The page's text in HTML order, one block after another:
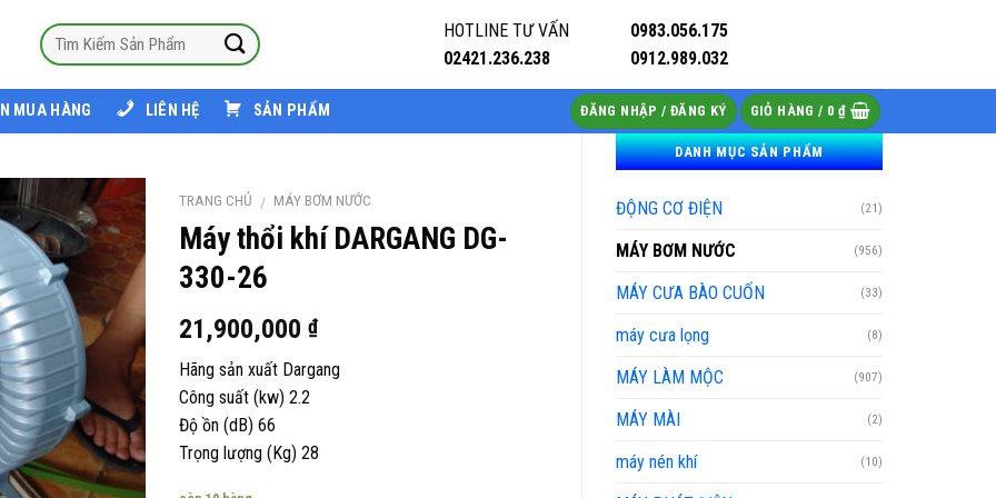
HOTLINE TƯ VẤN
02421.236.238
0983.056.175
0912.989.032
MUA HÀNG LIÊN HỆ SẢN PHẨM ĐĂNG NHẬP / ĐĂNG KÝ GIỎ HÀNG / 0 ₫
DANH MỤC SẢN PHẨM
ĐỘNG CƠ ĐIỆN (21)
MÁY BƠM NƯỚC (956)
MÁY CƯA BÀO CUỐN (33)
máy cưa lọng (8)
MÁY LÀM MỘC (907)
MÁY MÀI (2)
máy nén khí (10)
TRANG CHỦ / MÁY BƠM NƯỚC
Máy thổi khí DARGANG DG-
330-26
21,900,000 ₫
Hãng sản xuất Dargang
Công suất (kw) 2.2
Độ ồn (dB) 66
Trọng lượng (Kg) 28